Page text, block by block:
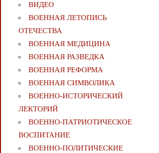
ВИДЕО
ВОЕННАЯ ЛЕТОПИСЬ
ОТЕЧЕСТВА
ВОЕННАЯ МЕДИЦИНА
ВОЕННАЯ РАЗВЕДКА
ВОЕННАЯ РЕФОРМА
ВОЕННАЯ СИМВОЛИКА
ВОЕННО-ИСТОРИЧЕСКИЙ
ЛЕКТОРИЙ
ВОЕННО-ПАТРИОТИЧЕСКОЕ
ВОСПИТАНИЕ
ВОЕННО-ПОЛИТИЧЕСКИE